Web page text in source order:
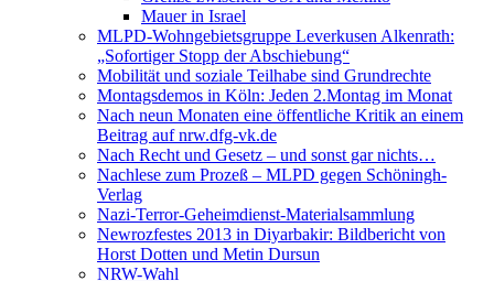
Mauer in Israel
MLPD-Wohngebietsgruppe Leverkusen Alkenrath:
„Sofortiger Stopp der Abschiebung“
Mobilität und soziale Teilhabe sind Grundrechte
Montagsdemos in Köln: Jeden 2.Montag im Monat
Nach neun Monaten eine öffentliche Kritik an einem
Beitrag auf nrw.dfg-vk.de
Nach Recht und Gesetz – und sonst gar nichts…
Nachlese zum Prozeß – MLPD gegen Schöningh-
Verlag
Nazi-Terror-Geheimdienst-Materialsammlung
Newrozfestes 2013 in Diyarbakir: Bildbericht von
Horst Dotten und Metin Dursun
NRW-Wahl